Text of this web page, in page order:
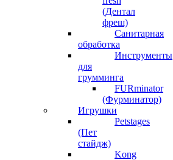
(Дентал
фреш)
Санитарная
обработка
Инструменты
для
грумминга
FURminator
(Фурминатор)
Игрушки
Petstages
(Пет
стайдж)
Kong